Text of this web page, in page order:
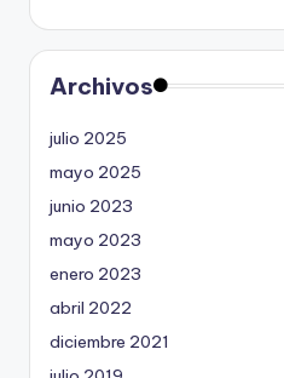
Archivos
julio 2025
mayo 2025
junio 2023
mayo 2023
enero 2023
abril 2022
diciembre 2021